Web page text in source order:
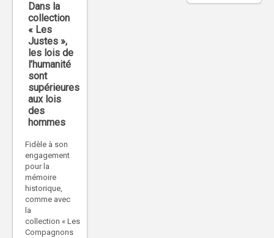
Dans la
collection
« Les
Justes »,
les lois de
l’humanité
sont
supérieures
aux lois
des
hommes
Fidèle à son
engagement
pour la
mémoire
historique,
comme avec
la
collection « Les
Compagnons